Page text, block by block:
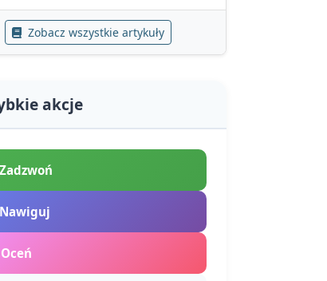
Zobacz wszystkie artykuły
akcje
Zadzwoń
Nawiguj
Oceń